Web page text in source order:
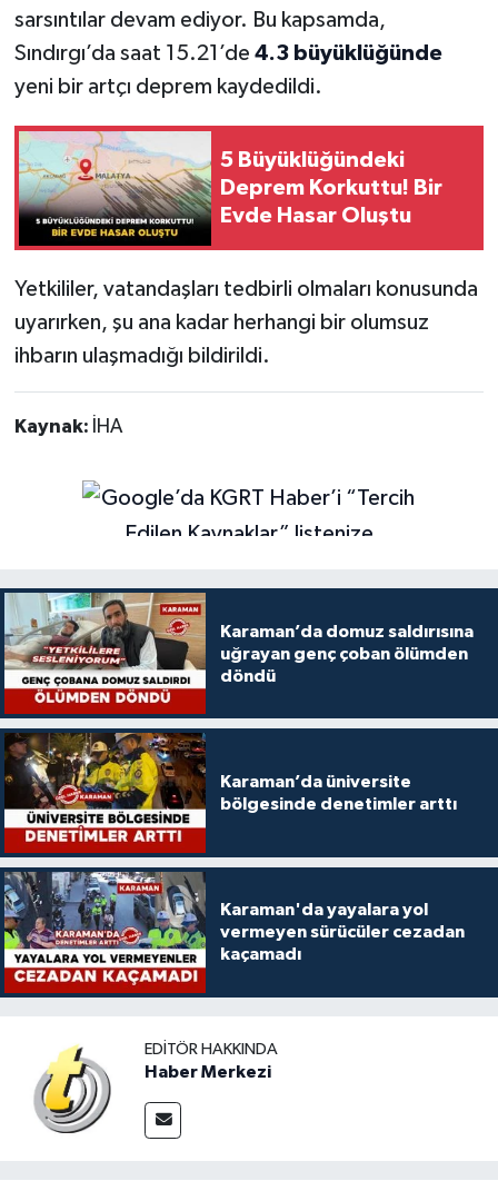
sarsıntılar devam ediyor. Bu kapsamda,
Sındırgı’da saat 15.21’de 4.3 büyüklüğünde
yeni bir artçı deprem kaydedildi.
5 Büyüklüğündeki
Deprem Korkuttu! Bir
Evde Hasar Oluştu
Yetkililer, vatandaşları tedbirli olmaları konusunda
uyarırken, şu ana kadar herhangi bir olumsuz
ihbarın ulaşmadığı bildirildi.
Kaynak: İHA
Karaman’da domuz saldırısına
uğrayan genç çoban ölümden
döndü
Karaman’da üniversite
bölgesinde denetimler arttı
Karaman'da yayalara yol
vermeyen sürücüler cezadan
kaçamadı
EDITÖR HAKKINDA
Haber Merkezi